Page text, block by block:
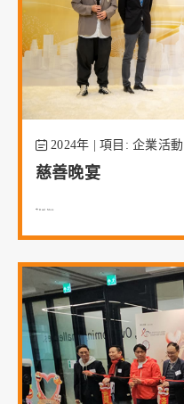
2024年 | 項目: 企業活動
慈善晚宴
Read More